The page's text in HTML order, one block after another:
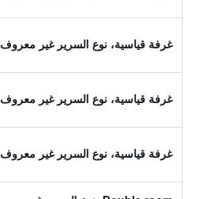
غرفة قياسية، نوع السرير غير معروف
غرفة قياسية، نوع السرير غير معروف
غرفة قياسية، نوع السرير غير معروف